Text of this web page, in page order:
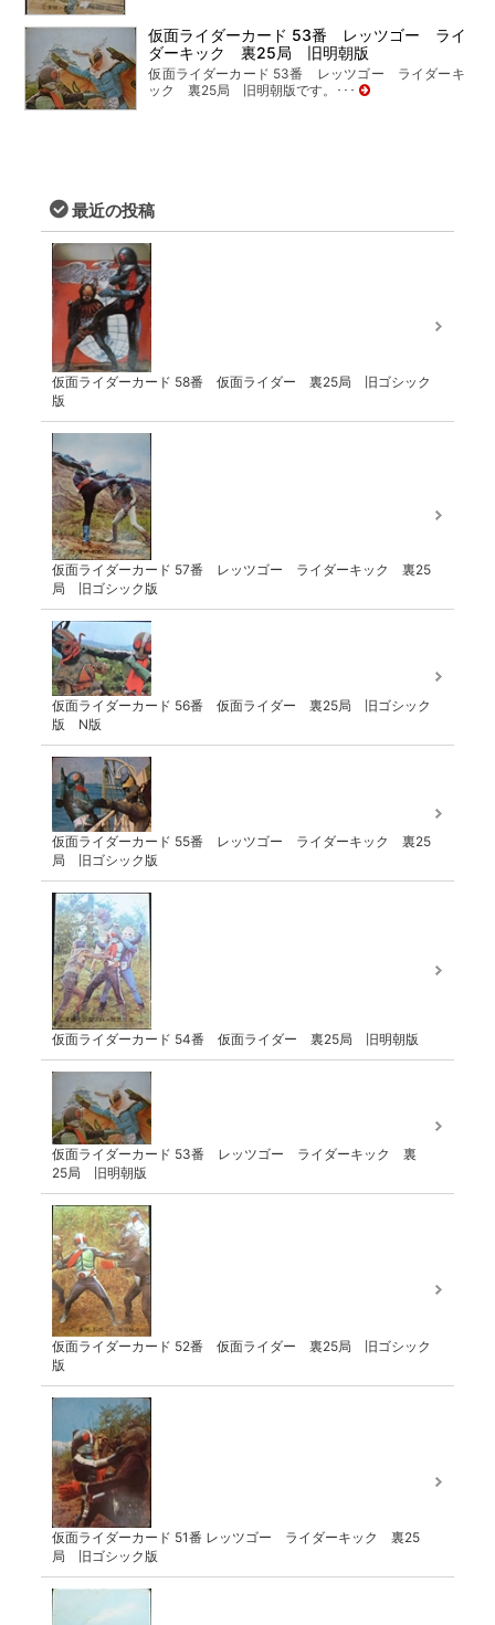
仮面ライダーカード 53番 レッツゴー ライ
ダーキック 裏25局 旧明朝版
仮面ライダーカード 53番 レッツゴー ライダーキ
ック 裏25局 旧明朝版です。･･･
最近の投稿
仮面ライダーカード 58番 仮面ライダー 裏25局 旧ゴシック
版
仮面ライダーカード 57番 レッツゴー ライダーキック 裏25
局 旧ゴシック版
仮面ライダーカード 56番 仮面ライダー 裏25局 旧ゴシック
版 N版
仮面ライダーカード 55番 レッツゴー ライダーキック 裏25
局 旧ゴシック版
仮面ライダーカード 54番 仮面ライダー 裏25局 旧明朝版
仮面ライダーカード 53番 レッツゴー ライダーキック 裏
25局 旧明朝版
仮面ライダーカード 52番 仮面ライダー 裏25局 旧ゴシック
版
仮面ライダーカード 51番 レッツゴー ライダーキック 裏25
局 旧ゴシック版